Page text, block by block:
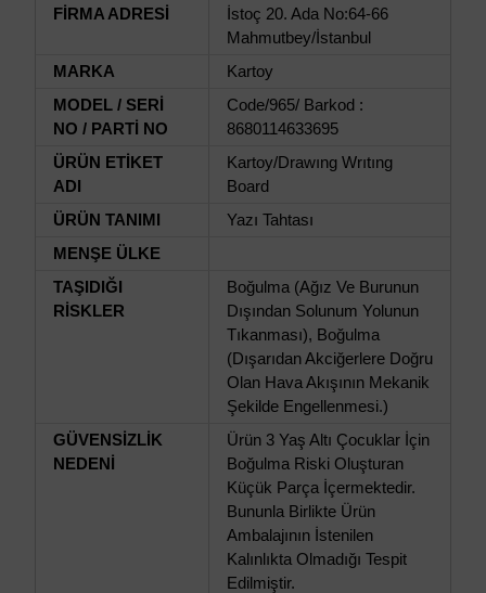
FİRMA ADRESİ
İstoç 20. Ada No:64-66
Mahmutbey/İstanbul
MARKA
Kartoy
MODEL / SERİ
NO / PARTİ NO
Code/965/ Barkod :
8680114633695
ÜRÜN ETİKET
ADI
Kartoy/Drawıng Wrıtıng
Board
ÜRÜN TANIMI
Yazı Tahtası
MENŞE ÜLKE
TAŞIDIĞI
RİSKLER
Boğulma (Ağız Ve Burunun
Dışından Solunum Yolunun
Tıkanması), Boğulma
(Dışarıdan Akciğerlere Doğru
Olan Hava Akışının Mekanik
Şekilde Engellenmesi.)
GÜVENSİZLİK
NEDENİ
Ürün 3 Yaş Altı Çocuklar İçin
Boğulma Riski Oluşturan
Küçük Parça İçermektedir.
Bununla Birlikte Ürün
Ambalajının İstenilen
Kalınlıkta Olmadığı Tespit
Edilmiştir.